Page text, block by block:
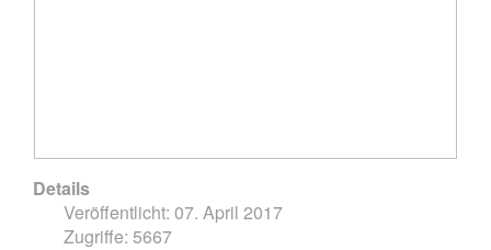
Details
Veröffentlicht: 07. April 2017
Zugriffe: 5667